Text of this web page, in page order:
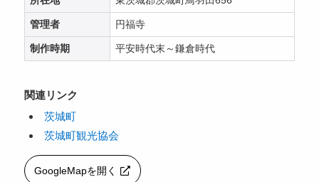
管理者 円福寺
制作時期 平安時代末～鎌倉時代
関連リンク
茨城町
茨城町観光協会
GoogleMapを開く